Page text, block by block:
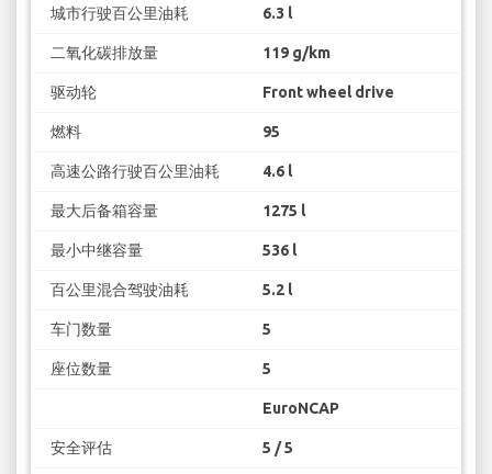
城市行驶百公里油耗 6.3 l
二氧化碳排放量 119 g/km
驱动轮 Front wheel drive
燃料 95
高速公路行驶百公里油耗 4.6 l
最大后备箱容量 1275 l
最小中继容量 536 l
百公里混合驾驶油耗 5.2 l
车门数量 5
座位数量 5
EuroNCAP
安全评估 5 / 5